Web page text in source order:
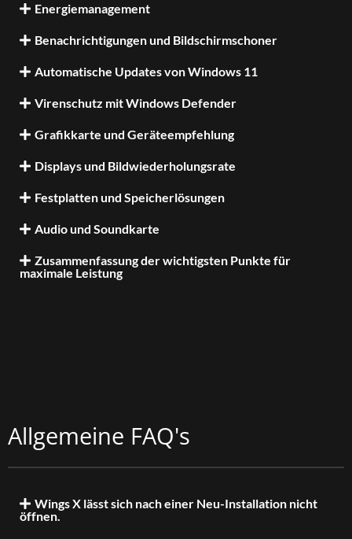
Energiemanagement
Benachrichtigungen und Bildschirmschoner
Automatische Updates von Windows 11
Virenschutz mit Windows Defender
Grafikkarte und Geräteempfehlung
Displays und Bildwiederholungsrate
Festplatten und Speicherlösungen
Audio und Soundkarte
Zusammenfassung der wichtigsten Punkte für
maximale Leistung
Allgemeine FAQ's
Wings X lässt sich nach einer Neu-Installation nicht
öffnen.